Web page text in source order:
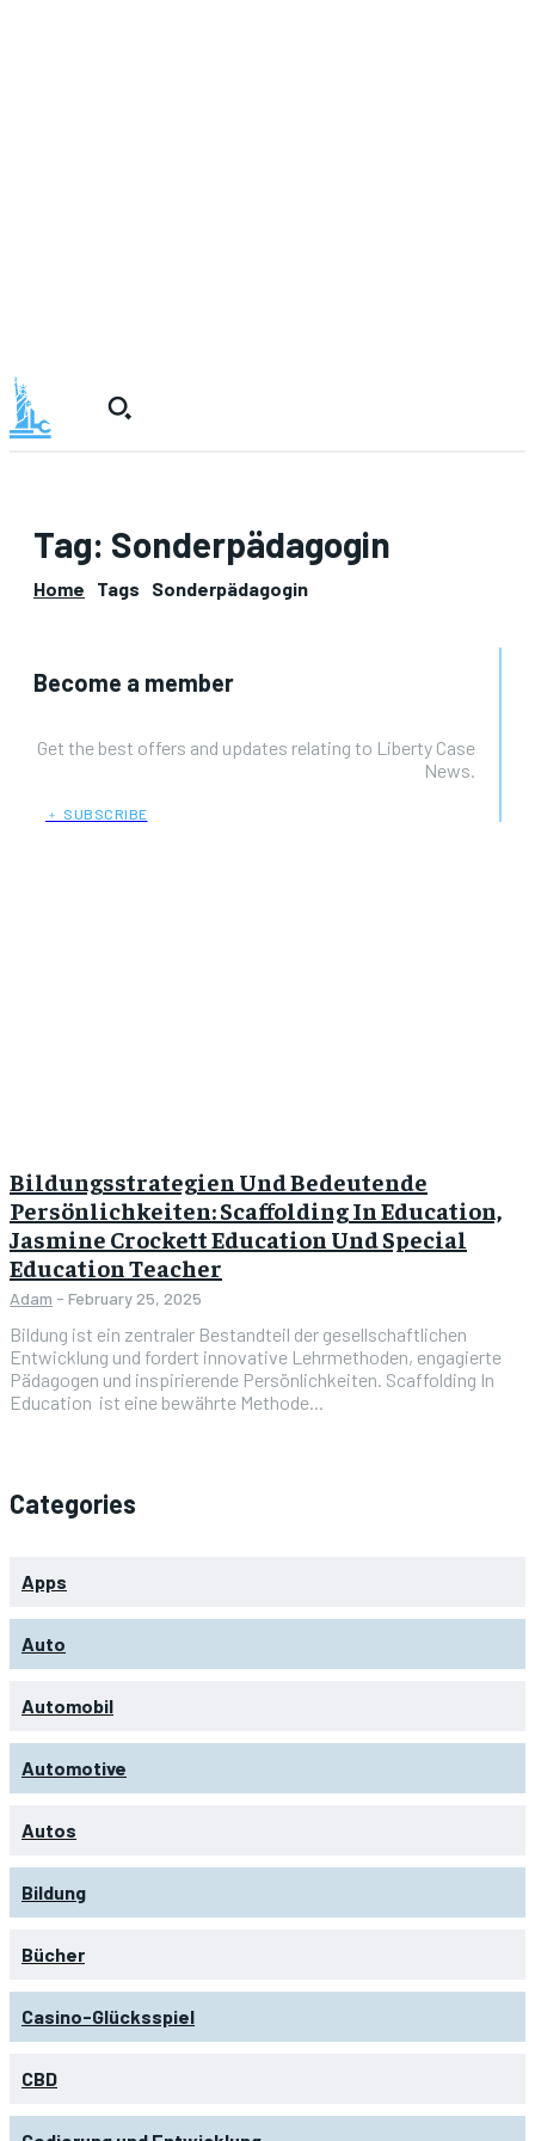
Tag: Sonderpädagogin
Home Tags Sonderpädagogin
Become a member
Get the best offers and updates relating to Liberty Case
News.
﹢ SUBSCRIBE
Bildungsstrategien Und Bedeutende
Persönlichkeiten: Scaffolding In Education,
Jasmine Crockett Education Und Special
Education Teacher
Adam - February 25, 2025
Bildung ist ein zentraler Bestandteil der gesellschaftlichen
Entwicklung und fordert innovative Lehrmethoden, engagierte
Pädagogen und inspirierende Persönlichkeiten. Scaffolding In
Education ist eine bewährte Methode...
Categories
Apps
Auto
Automobil
Automotive
Autos
Bildung
Bücher
Casino-Glücksspiel
CBD